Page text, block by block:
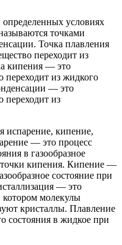
условиях
точками
Точка плавления
переходит из
кипения — это
переходит из жидкого
— это
переходит из
испарение, кипение,
— это процесс
в газообразное
точки кипения. Кипение —
состояние при
— это
молекулы
кристаллы. Плавление
состояния в жидкое при